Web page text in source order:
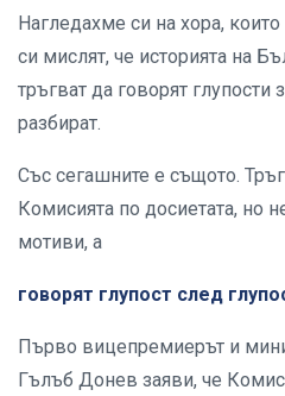
Нагледахме си на хора,
си мислят, че историята на
тръгват да говорят глупости
разбират.
Със сегашните е същото.
Комисията по досиетата, но
мотиви, а
говорят глупост след
Първо вицепремиерът и
Гълъб Донев заяви, че